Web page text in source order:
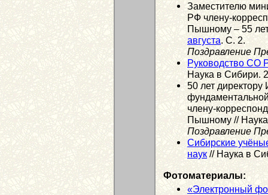
Заместителю
РФ члену-
Пышному – 55
августа. С. 2.
Поздравление
Руководство СО
Наука в Сибири.
50 лет директору
члену-
Пышному //
Поздравление
Сибирские
наук// Наука в
Фотоматериалы:
«Электронный